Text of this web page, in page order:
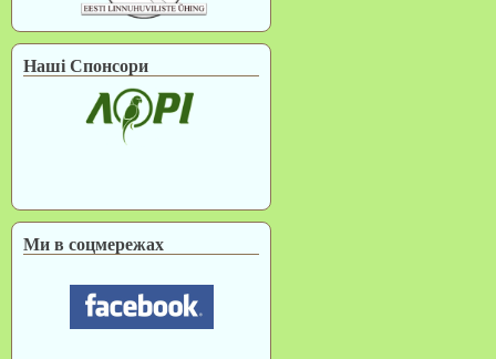
Наші Спонсори
Ми в соцмережах